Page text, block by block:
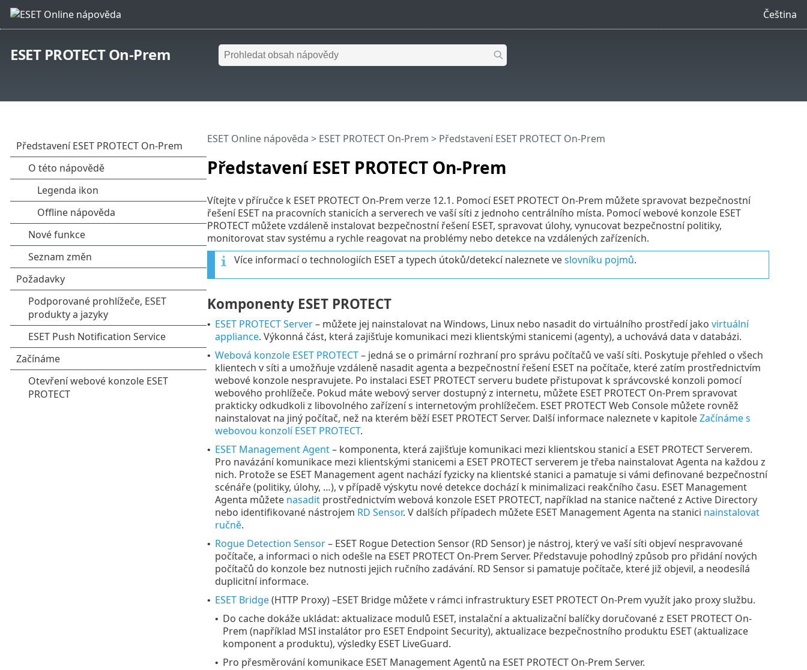
Čeština
ESET PROTECT On-Prem
Představení ESET PROTECT On-Prem
ESET Online nápověda > ESET PROTECT On-Prem > Představení ESET PROTECT On-Prem
Vítejte v příručce k ESET PROTECT On-Prem verze 12.1. Pomocí ESET PROTECT On-Prem můžete spravovat bezpečnostní
řešení ESET na pracovních stanicích a serverech ve vaší síti z jednoho centrálního místa. Pomocí webové konzole ESET
PROTECT můžete vzdáleně instalovat bezpečnostní řešení ESET, spravovat úlohy, vynucovat bezpečnostní politiky,
monitorovat stav systému a rychle reagovat na problémy nebo detekce na vzdálených zařízeních.
Více informací o technologiích ESET a typech útoků/detekcí naleznete veslovníku pojmů.
Komponenty ESET PROTECT
• ESET PROTECT Server– můžete jej nainstalovat na Windows, Linux nebo nasadit do virtuálního prostředí jako virtuální
appliance. Výkonná část, která zajišťuje komunikaci mezi klientskými stanicemi (agenty), a uchovává data v databázi.
• Webová konzole ESET PROTECT– jedná se o primární rozhraní pro správu počítačů ve vaší síti. Poskytuje přehled o všech
klientech v síti a umožňuje vzdáleně nasadit agenta a bezpečnostní řešení ESET na počítače, které zatím prostřednictvím
webové konzole nespravujete. Po instalaci ESET PROTECT serveru budete přistupovat k správcovské konzoli pomocí
webového prohlížeče. Pokud máte webový server dostupný z internetu, můžete ESET PROTECT On-Prem spravovat
prakticky odkudkoli z libovolného zařízení s internetovým prohlížečem. ESET PROTECT Web Console můžete rovněž
nainstalovat na jiný počítač, než na kterém běží ESET PROTECT Server. Další informace naleznete v kapitoleZačínáme s
webovou konzolí ESET PROTECT.
• ESET Management Agent– komponenta, která zajišťuje komunikaci mezi klientskou stanicí a ESET PROTECT Serverem.
Pro navázání komunikace mezi klientskými stanicemi a ESET PROTECT serverem je třeba nainstalovat Agenta na každou z
nich. Protože se ESET Management agent nachází fyzicky na klientské stanici a pamatuje si vámi definované bezpečnostní
scénáře (politiky, úlohy, …), v případě výskytu nové detekce dochází k minimalizaci reakčního času. ESET Management
Agenta můžete nasaditprostřednictvím webová konzole ESET PROTECT, například na stanice načtené z Active Directory
nebo identifikované nástrojem RD Sensor. V dalších případech můžete ESET Management Agenta na stanici nainstalovat
ručně.
• Rogue Detection Sensor– ESET Rogue Detection Sensor (RD Sensor) je nástroj, který ve vaší síti objeví nespravované
počítače, a informaci o nich odešle na ESET PROTECT On-Prem Server. Představuje pohodlný způsob pro přidání nových
počítačů do konzole bez nutnosti jejich ručního zadávání. RD Sensor si pamatuje počítače, které již objevil, a neodesílá
duplicitní informace.
• ESET Bridge(HTTP Proxy) –ESET Bridge můžete v rámci infrastruktury ESET PROTECT On-Prem využít jako proxy službu.
• Do cache dokáže ukládat: aktualizace modulů ESET, instalační a aktualizační balíčky doručované z ESET PROTECT On-
Prem (například MSI instalátor pro ESET Endpoint Security), aktualizace bezpečnostního produktu ESET (aktualizace
komponent a produktu), výsledky ESET LiveGuard.
• Pro přesměrování komunikace ESET Management Agentů na ESET PROTECT On-Prem Server.